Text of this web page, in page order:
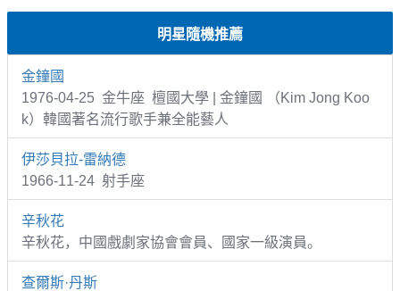
明星隨機推薦
金鐘國
1976-04-25 金牛座 檀國大學 | 金鐘國 （Kim Jong Koo
k）韓國著名流行歌手兼全能藝人
伊莎貝拉-雷納德
1966-11-24 射手座
辛秋花
辛秋花，中國戲劇家協會會員、國家一級演員。
查爾斯·丹斯